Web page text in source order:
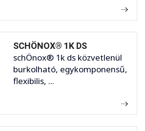
SCHÖNOX® 1K DS
schÖnox® 1k ds közvetlenül
burkolható, egykomponensű,
flexibilis, ...